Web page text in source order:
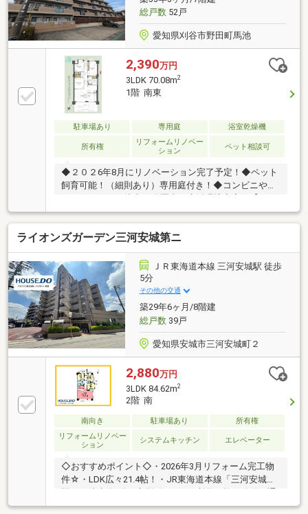
総戸数52戸
愛知県刈谷市野田町馬池
2,390万円
3LDK 70.08m2
1階 南東
駐車場あり 専用庭 浴室乾燥機
所有権
リフォームリノベー
ション
ペット相談可
◆２０２6年8月にリノベーション完了予定！◆ペット
飼育可能！（細則あり）専用庭付き！◆コンビニやド
なあなたにおすすめです！】◎リノベーション済み物
件をお探しの方！◎ペット飼育可のお部屋をお探しの
方！◎お庭でガーデニングなどを楽しみたい方！【リ
フォーム内容】キッチン・お風呂・トイレ・洗面台・
建具 → 新規交換床・クロス → 貼替えハウスク
リーニング◆◇◆◇物件見学 予約 受付中
◇◆◇◆【お問い合わせ窓口】ＴＥＬ：０１２０－３
４－０９０９
ライオンズガーデン三河安城第ニ
ＪＲ東海道本線 三河安城駅 徒歩
5分
その他の交通
築29年6ヶ月/8階建
総戸数39戸
愛知県安城市三河安城町２
2,880万円
3LDK 84.62m2
2階 南
南向き 駐車場あり
所有権
リフォームリノベー
ション
システムキッチン エレベーター
◇おすすめポイント◇・2026年3月リフォーム完工物
件☆・LDK広々21.4帖！・JR東海道本線「三河安城」
駅まで徒歩約5分！新幹線と2沿線利用可能で移動や通
勤に便利☆◇周辺環境◇小学校徒歩圏内！子育て世代